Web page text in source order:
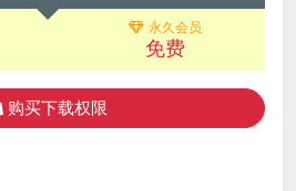
永久会员
免费
购买下载权限